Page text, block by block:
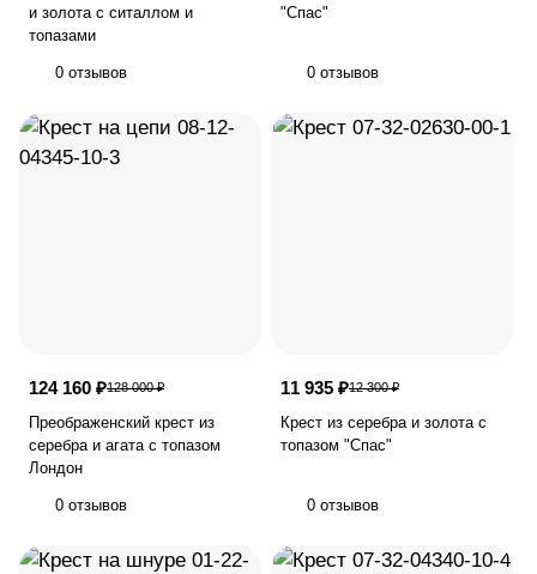
и золота с ситаллом и
топазами
0 отзывов
"Спас"
0 отзывов
124 160 ₽128 000 ₽
Преображенский крест из
серебра и агата с топазом
Лондон
0 отзывов
11 935 ₽12 300 ₽
Крест из серебра и золота c
топазом "Спас"
0 отзывов